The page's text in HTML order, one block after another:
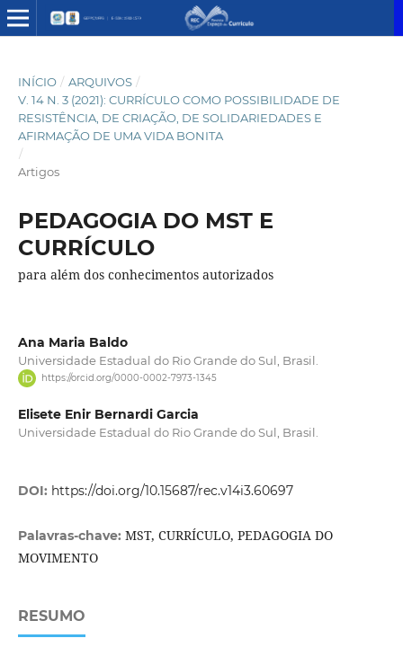
INÍCIO / ARQUIVOS /
V. 14 N. 3 (2021): CURRÍCULO COMO POSSIBILIDADE DE
RESISTÊNCIA, DE CRIAÇÃO, DE SOLIDARIEDADES E
AFIRMAÇÃO DE UMA VIDA BONITA
/
Artigos
PEDAGOGIA DO MST E
CURRÍCULO
para além dos conhecimentos autorizados
Ana Maria Baldo
Universidade Estadual do Rio Grande do Sul, Brasil.
https://orcid.org/0000-0002-7973-1345
Elisete Enir Bernardi Garcia
Universidade Estadual do Rio Grande do Sul, Brasil.
DOI: https://doi.org/10.15687/rec.v14i3.60697
Palavras-chave: MST, CURRÍCULO, PEDAGOGIA DO
MOVIMENTO
RESUMO